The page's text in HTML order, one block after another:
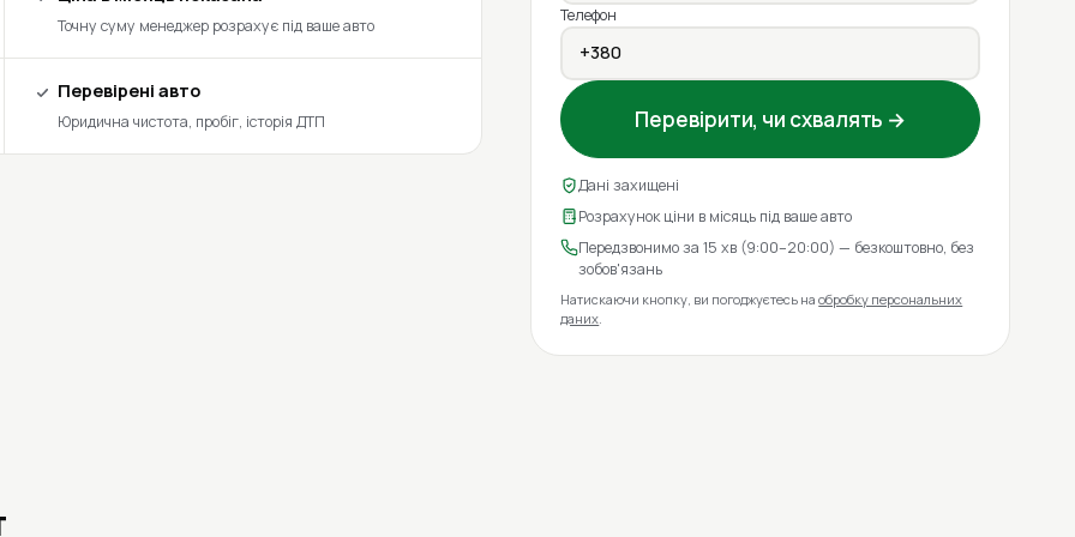
Точну суму менеджер розрахує під ваше авто
Перевірені авто
Юридична чистота, пробіг, історія ДТП
Телефон
Перевірити, чи схвалять →
Дані захищені
Розрахунок ціни в місяць під ваше авто
Передзвонимо за 15 хв (9:00–20:00) — безкоштовно, без
зобов'язань
Натискаючи кнопку, ви погоджуєтесь наобробку персональних
даних